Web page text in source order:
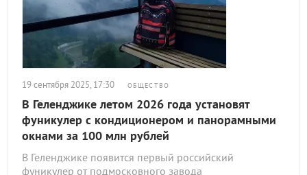
19 сентября 2025, 17:30 ОБЩЕСТВО
В Геленджике летом 2026 года установят
фуникулер с кондиционером и панорамными
окнами за 100 млн рублей
В Геленджике появится первый российский
фуникулер от подмосковного завода